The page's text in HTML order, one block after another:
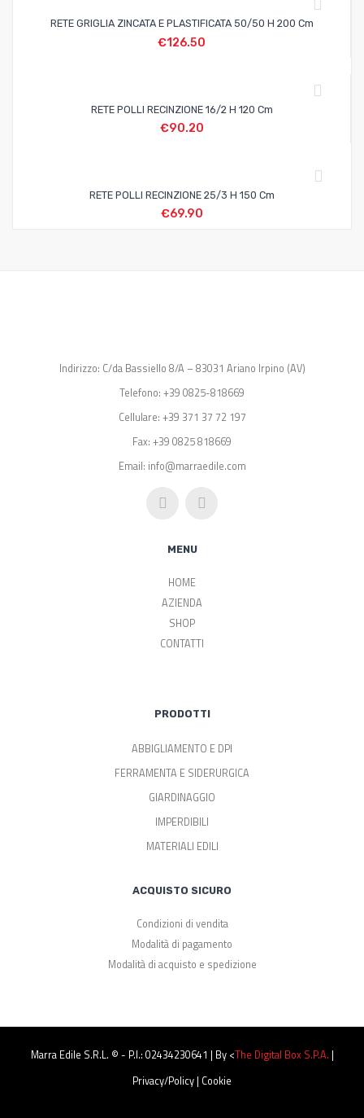
RETE GRIGLIA ZINCATA E PLASTIFICATA 50/50 H 200 Cm
€126.50
RETE POLLI RECINZIONE 16/2 H 120 Cm
€90.20
RETE POLLI RECINZIONE 25/3 H 150 Cm
€69.90
Indirizzo: C/da Bassiello 8/A – 83031 Ariano Irpino (AV)
Telefono: +39 0825-818669
Cellulare: +39 371 37 72 197
Fax: +39 0825 818669
Email: info@marraedile.com
MENU
HOME
AZIENDA
SHOP
CONTATTI
PRODOTTI
ABBIGLIAMENTO E DPI
FERRAMENTA E SIDERURGICA
GIARDINAGGIO
IMPERDIBILI
MATERIALI EDILI
ACQUISTO SICURO
Condizioni di vendita
Modalità di pagamento
Modalità di acquisto e spedizione
Marra Edile S.r.l. © - P.I.: 02434230641 | By <The Digital Box S.p.a. |
Privacy/Policy | Cookie